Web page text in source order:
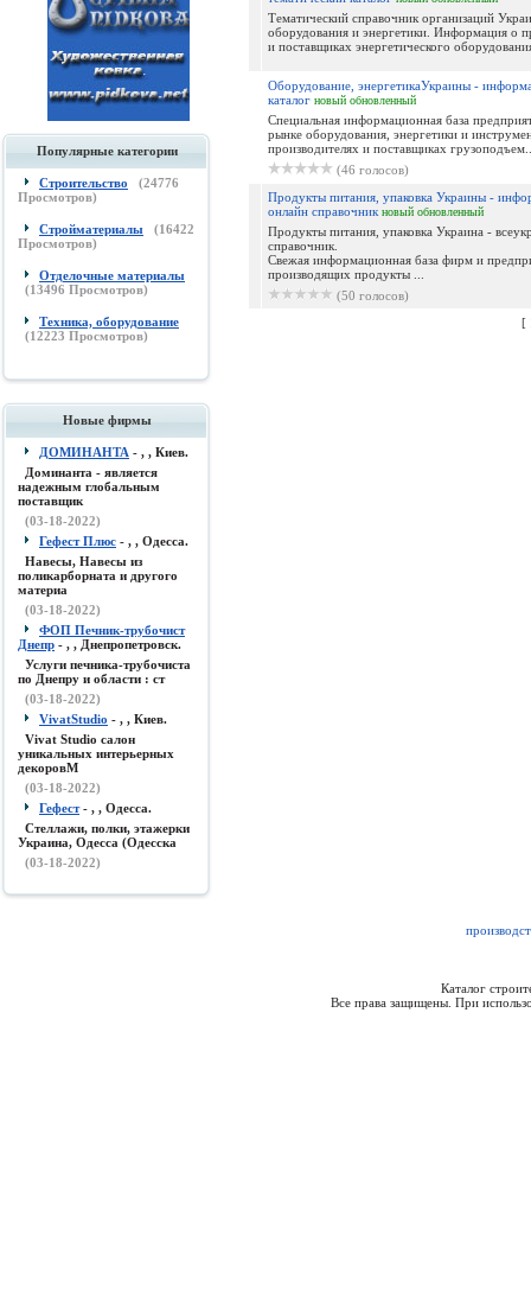
Популярные категории
Строительство (24776
Просмотров)
Стройматериалы (16422
Просмотров)
Отделочные материалы
(13496 Просмотров)
Техника, оборудование
(12223 Просмотров)
Новые фирмы
ДОМИНАНТА - , , Киев.
Доминанта - является
надежным глобальным
поставщик
(03-18-2022)
Гефест Плюс - , , Одесса.
Навесы, Навесы из
поликарборната и другого
материа
(03-18-2022)
ФОП Печник-трубочист
Днепр - , , Днепропетровск.
Услуги печника-трубочиста
по Днепру и области : ст
(03-18-2022)
VivatStudio - , , Киев.
Vivat Studio салон
уникальных интерьерных
декоровМ
(03-18-2022)
Гефест- , , Одесса.
Стеллажи, полки, этажерки
Украина, Одесса (Одесска
(03-18-2022)
Тематический справочник организаций
оборудования и энергетики. Информация о
и поставщиках энергетического
Оборудование, энергетикаУкраины -
каталог новый обновленный
Специальная информационная база
рынке оборудования, энергетики и
производителях и поставщиках
(46 голосов)
Продукты питания, упаковка Украины -
онлайн справочник новый обновленный
Продукты питания, упаковка Украина -
справочник.
Свежая информационная база фирм и
производящих продукты ...
(50 голосов)
[
Каталог
Все права защищены. При